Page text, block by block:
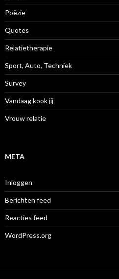
Poëzie
Quotes
Relatietherapie
Sport, Auto, Techniek
Survey
Vandaag kook jij
Vrouw relatie
META
Inloggen
Berichten feed
Reacties feed
WordPress.org